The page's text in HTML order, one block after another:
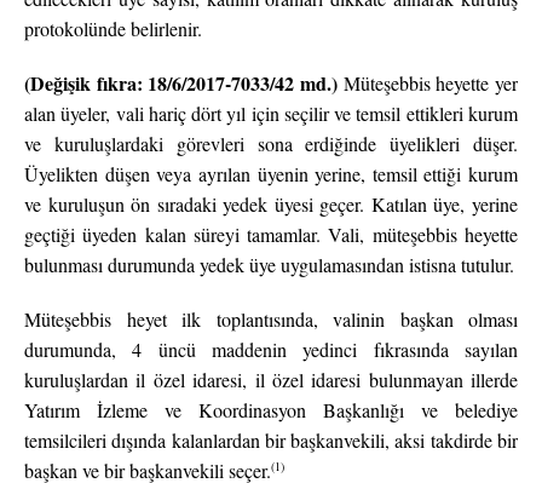
protokolünde belirlenir.
(Değişik fıkra: 18/6/2017-7033/42 md.) Müteşebbis heyette yer
alan üyeler, vali hariç dört yıl için seçilir ve temsil ettikleri kurum
ve kuruluşlardaki görevleri sona erdiğinde üyelikleri düşer.
Üyelikten düşen veya ayrılan üyenin yerine, temsil ettiği kurum
ve kuruluşun ön sıradaki yedek üyesi geçer. Katılan üye, yerine
geçtiği üyeden kalan süreyi tamamlar. Vali, müteşebbis heyette
bulunması durumunda yedek üye uygulamasından istisna tutulur.
Müteşebbis heyet ilk toplantısında, valinin başkan olması
durumunda, 4 üncü maddenin yedinci fıkrasında sayılan
kuruluşlardan il özel idaresi, il özel idaresi bulunmayan illerde
Yatırım İzleme ve Koordinasyon Başkanlığı ve belediye
temsilcileri dışında kalanlardan bir başkanvekili, aksi takdirde bir
başkan ve bir başkanvekili seçer.(1)